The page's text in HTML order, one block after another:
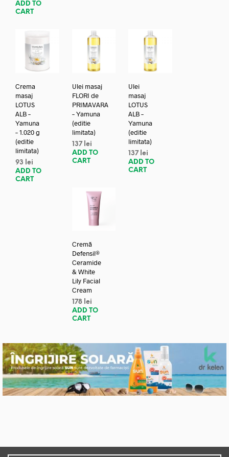
ADD TO
CART
Crema
masaj
LOTUS
ALB –
Yamuna
– 1.020 g
(editie
limitata)
93
lei
ADD TO
CART
Ulei masaj
FLORI de
PRIMAVARA
– Yamuna
(editie
limitata)
137 lei
ADD TO
CART
Ulei
masaj
LOTUS
ALB –
Yamuna
(editie
limitata)
137 lei
ADD TO
CART
Cremă
Defensil®
Ceramide
& White
Lily Facial
Cream
178 lei
ADD TO
CART